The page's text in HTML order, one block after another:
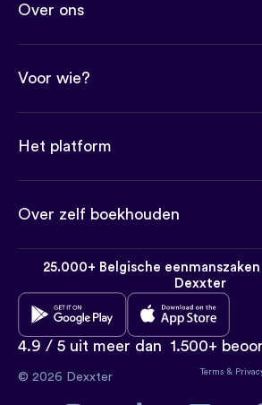
Over ons
Voor wie?
Het platform
Over zelf boekhouden
25.000+ Belgische
Dexxter
4.9 / 5 uit meer dan 1.500+
© 2026 Dexxter Terms &